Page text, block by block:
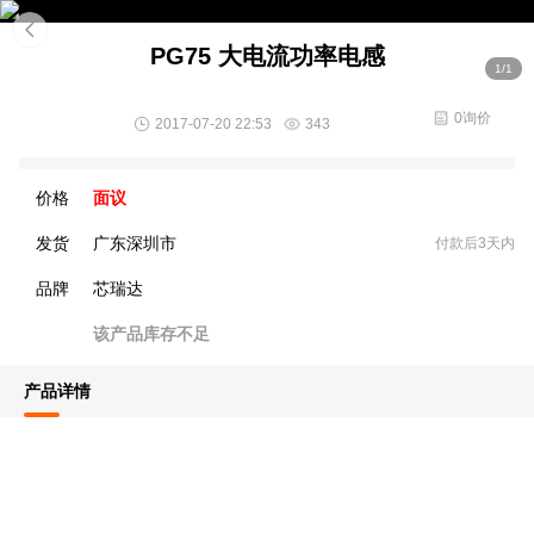
1/1
PG75 大电流功率电感
2017-07-20 22:53 343 0询价
价格 面议
发货 广东深圳市 付款后3天内
品牌 芯瑞达
该产品库存不足
产品详情